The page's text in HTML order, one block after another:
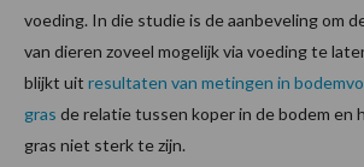
voeding. In die studie is de aanbeveling om
van dieren zoveel mogelijk via voeding te
blijkt uit resultaten van metingen in
gras de relatie tussen koper in de bodem en
gras niet sterk te zijn.